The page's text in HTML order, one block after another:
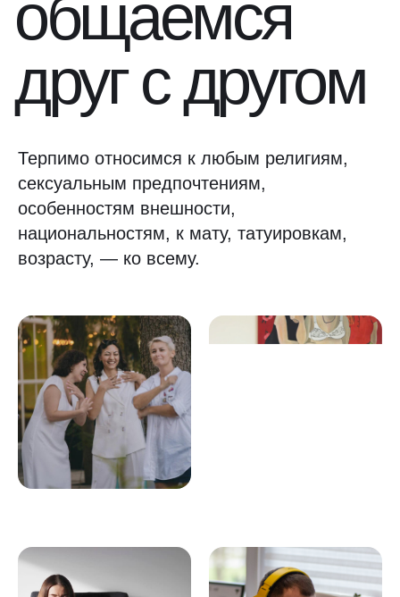
общаемся
друг с другом
Терпимо относимся к любым религиям,
сексуальным предпочтениям,
особенностям внешности,
национальностям, к мату, татуировкам,
возрасту, — ко всему.